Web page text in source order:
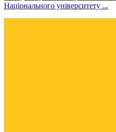
Національного університету ...